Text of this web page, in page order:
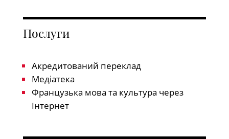
Послуги
Акредитований переклад
Медіатека
Французька мова та культура через
Інтернет